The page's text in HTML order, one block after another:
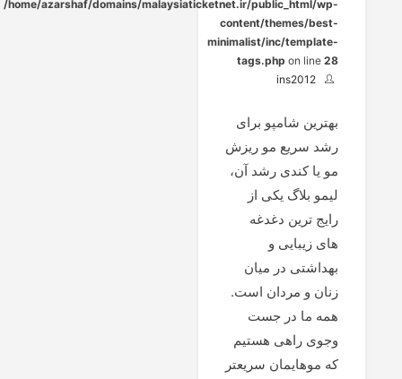
/home/azarshaf/domains/malaysiaticketnet.ir/public_html/wp-
content/themes/best-
minimalist/inc/template-
tags.php on line28
ins2012
بهترین شامپو برای
رشد سریع مو ریزش
مو یا کندی رشد آن،
لیمو بلاگ یکی از
رایج ترین دغدغه
های زیبایی و
بهداشتی در میان
زنان و مردان است.
همه ما در جست
وجوی راهی هستیم
که موهایمان سریعتر